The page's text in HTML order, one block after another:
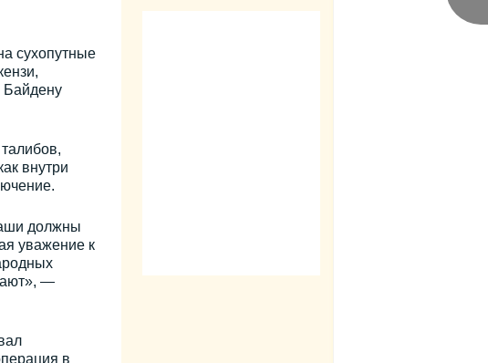
сухопутные
Байдену
внутри
должны
уважение к
—
в